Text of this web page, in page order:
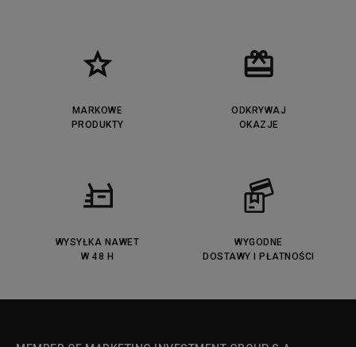
MARKOWE
PRODUKTY
ODKRYWAJ
OKAZJE
WYSYŁKA NAWET
W 48 H
WYGODNE
DOSTAWY I PŁATNOŚCI